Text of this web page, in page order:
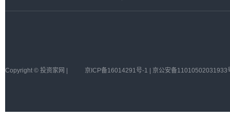
Copyright © 投资家网 | 京ICP备16014291号-1 | 京公安备11010502031933